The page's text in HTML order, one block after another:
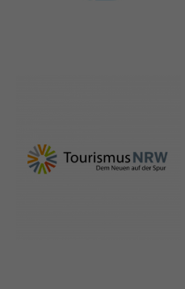
nrw-
tourismus.de